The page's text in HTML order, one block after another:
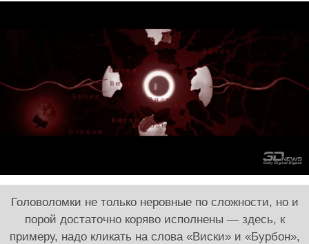
Головоломки не только неровные по сложности, но и
порой достаточно коряво исполнены — здесь, к
примеру, надо кликать на слова «Виски» и «Бурбон»,